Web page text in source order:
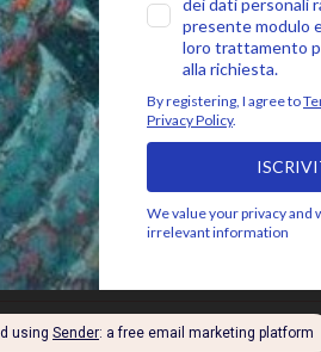
SEGUICI SU
MINDFUL, ISCRIVITI